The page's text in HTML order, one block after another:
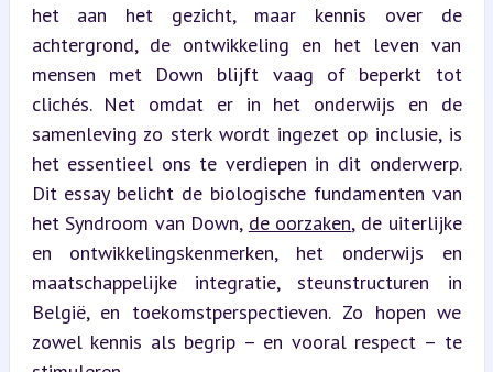
het aan het gezicht, maar kennis over de
achtergrond, de ontwikkeling en het leven van
mensen met Down blijft vaag of beperkt tot
clichés. Net omdat er in het onderwijs en de
samenleving zo sterk wordt ingezet op inclusie, is
het essentieel ons te verdiepen in dit onderwerp.
Dit essay belicht de biologische fundamenten van
het Syndroom van Down, de oorzaken, de uiterlijke
en ontwikkelingskenmerken, het onderwijs en
maatschappelijke integratie, steunstructuren in
België, en toekomstperspectieven. Zo hopen we
zowel kennis als begrip – en vooral respect – te